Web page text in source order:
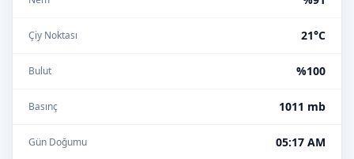
Çiy Noktası 21°C
Bulut %100
Basınç 1011 mb
Gün Doğumu 05:17 AM